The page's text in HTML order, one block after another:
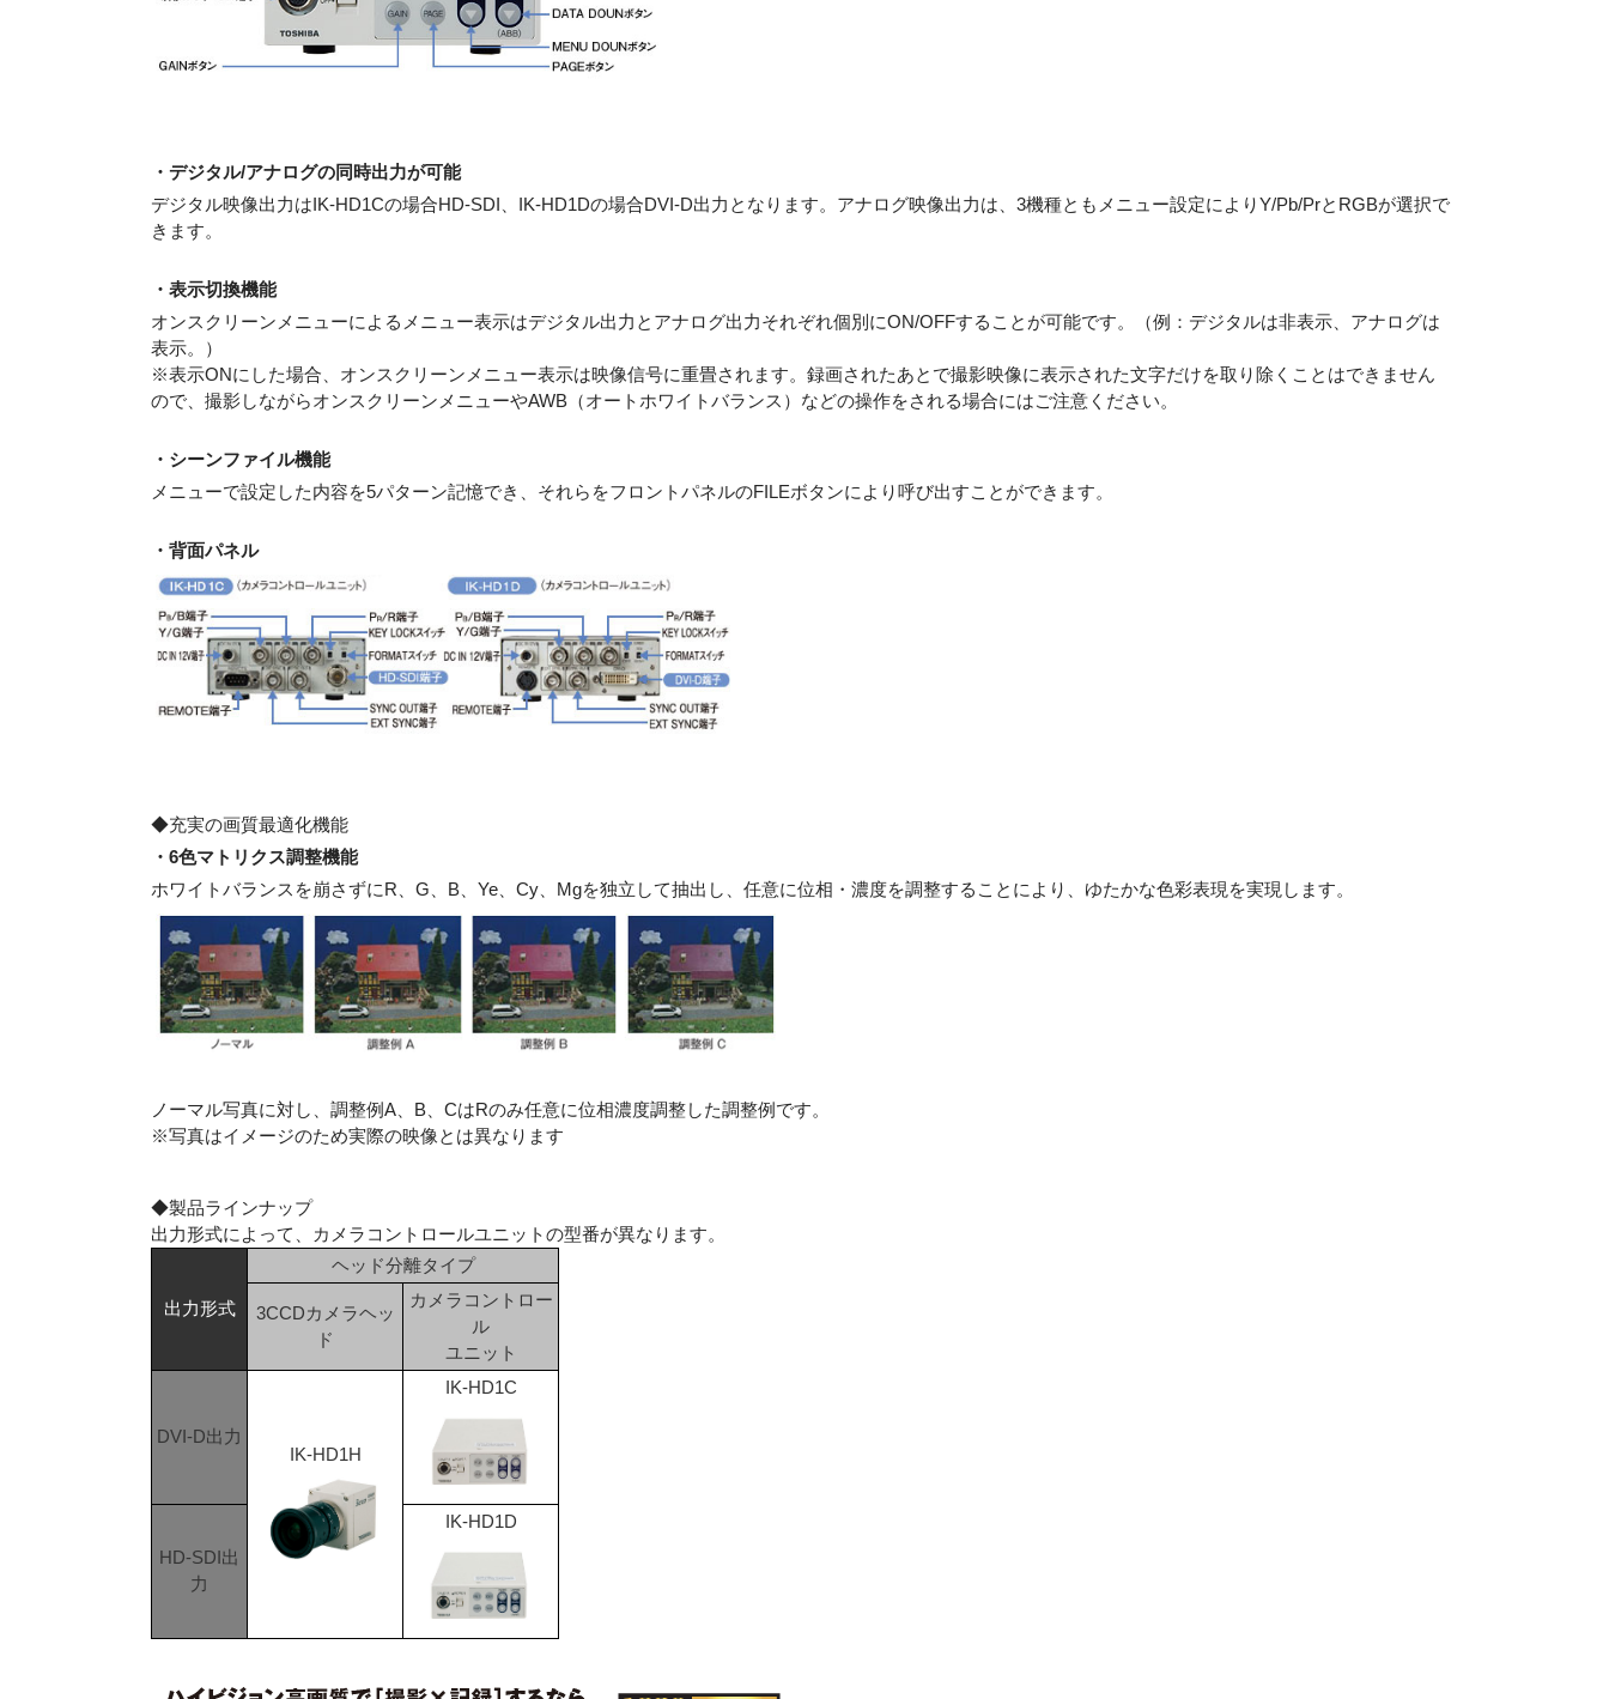
・デジタル/アナログの同時出力が可能
デジタル映像出力はIK-HD1Cの場合HD-SDI、IK-HD1Dの場合DVI-D出力となります。アナログ映像出力は、3機種ともメニュー設定によりY/Pb/PrとRGBが選択で
きます。
・表示切換機能
オンスクリーンメニューによるメニュー表示はデジタル出力とアナログ出力それぞれ個別にON/OFFすることが可能です。（例：デジタルは非表示、アナログは
表示。）
※表示ONにした場合、オンスクリーンメニュー表示は映像信号に重畳されます。録画されたあとで撮影映像に表示された文字だけを取り除くことはできません
ので、撮影しながらオンスクリーンメニューやAWB（オートホワイトバランス）などの操作をされる場合にはご注意ください。
・シーンファイル機能
メニューで設定した内容を5パターン記憶でき、それらをフロントパネルのFILEボタンにより呼び出すことができます。
・背面パネル
◆充実の画質最適化機能
・6色マトリクス調整機能
ホワイトバランスを崩さずにR、G、B、Ye、Cy、Mgを独立して抽出し、任意に位相・濃度を調整することにより、ゆたかな色彩表現を実現します。
ノーマル写真に対し、調整例A、B、CはRのみ任意に位相濃度調整した調整例です。
※写真はイメージのため実際の映像とは異なります
◆製品ラインナップ
出力形式によって、カメラコントロールユニットの型番が異なります。
出力形式
ヘッド分離タイプ
3CCDカメラヘッ
ド
カメラコントロー
ル
ユニット
DVI-D出力
IK-HD1H
IK-HD1C
HD-SDI出
力
IK-HD1D